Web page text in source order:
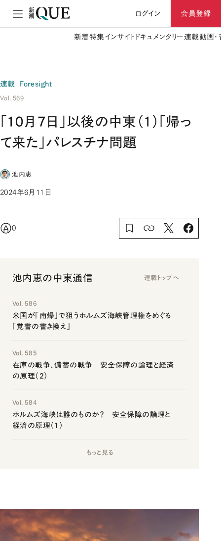
ログイン 会員登録
新着特集 インサイト ドキュメンタリー 連載動画
連載｜Foresight
Vol. 569
「10月7日」以後の中東（1）「帰っ
て来た」パレスチナ問題
池内恵
2024年6月11日
0
池内恵の中東通信 連載トップへ
Vol. 586
米国が「南爆」で狙うホルムズ海峡管理権をめぐる
「覚書の書き換え」
Vol. 585
在庫の戦争、備蓄の戦争 安全保障の論理と経済
の原理（2）
Vol. 584
ホルムズ海峡は誰のものか？ 安全保障の論理と
経済の原理（1）
もっと見る